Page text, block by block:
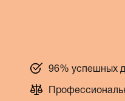
96% успешных